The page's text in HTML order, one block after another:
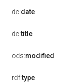
dc:date
dc:title
ods:modified
rdf:type